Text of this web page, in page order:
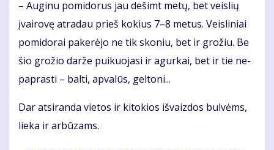
– Au­gi­nu po­mi­do­rus jau de­šimt me­tų, bet veis­lių
įvai­ro­vę at­ra­dau prieš ko­kius 7–8 me­tus. Veis­li­niai
po­mi­do­rai pa­ke­rė­jo ne tik sko­niu, bet ir gro­žiu. Be
šio gro­žio dar­že pui­kuo­ja­si ir agur­kai, bet ir tie ne­
pa­pras­ti – bal­ti, ap­va­lūs, gel­to­ni...
Dar at­si­ran­da vie­tos ir ki­to­kios iš­vaiz­dos bul­vėms,
lie­ka ir ar­bū­zams.